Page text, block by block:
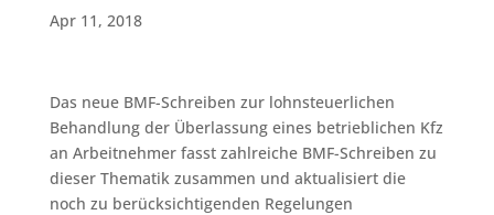
Apr 11, 2018
Das neue BMF-Schreiben zur lohnsteuerlichen
Behandlung der Überlassung eines betrieblichen Kfz
an Arbeitnehmer fasst zahlreiche BMF-Schreiben zu
dieser Thematik zusammen und aktualisiert die
noch zu berücksichtigenden Regelungen